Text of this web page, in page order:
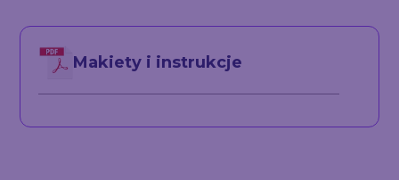
Makiety i instrukcje